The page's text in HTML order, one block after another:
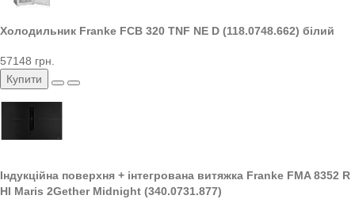
Холодильник Franke FCB 320 TNF NE D (118.0748.662) білий
57148 грн.
Купити
Індукційна поверхня + інтегрована витяжка Franke FMA 8352 R
HI Maris 2Gether Midnight (340.0731.877)